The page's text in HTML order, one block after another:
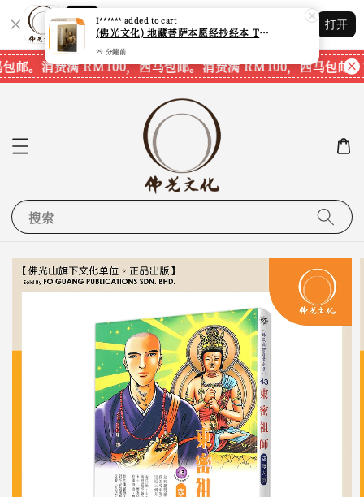
Shopping: 追踪您的订单
您信赖的商店
打开
邮。消费满 RM100，西马包邮。消费满 RM100，西马包邮。
搜索
29 分鐘前